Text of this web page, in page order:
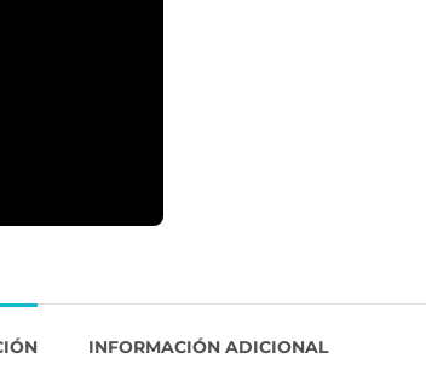
INFORMACIÓN ADICIONAL